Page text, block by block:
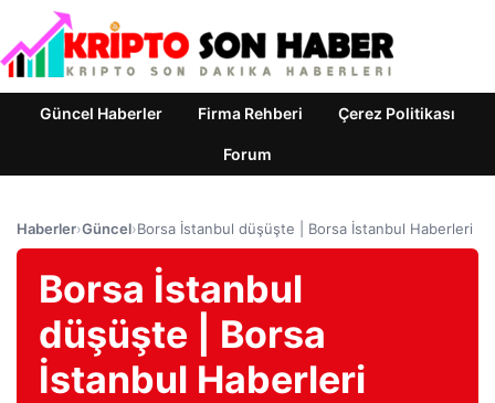
Güncel Haberler Firma Rehberi Çerez Politikası
Forum
Haberler›Güncel›Borsa İstanbul düşüşte | Borsa İstanbul Haberleri
Borsa İstanbul
düşüşte | Borsa
İstanbul Haberleri